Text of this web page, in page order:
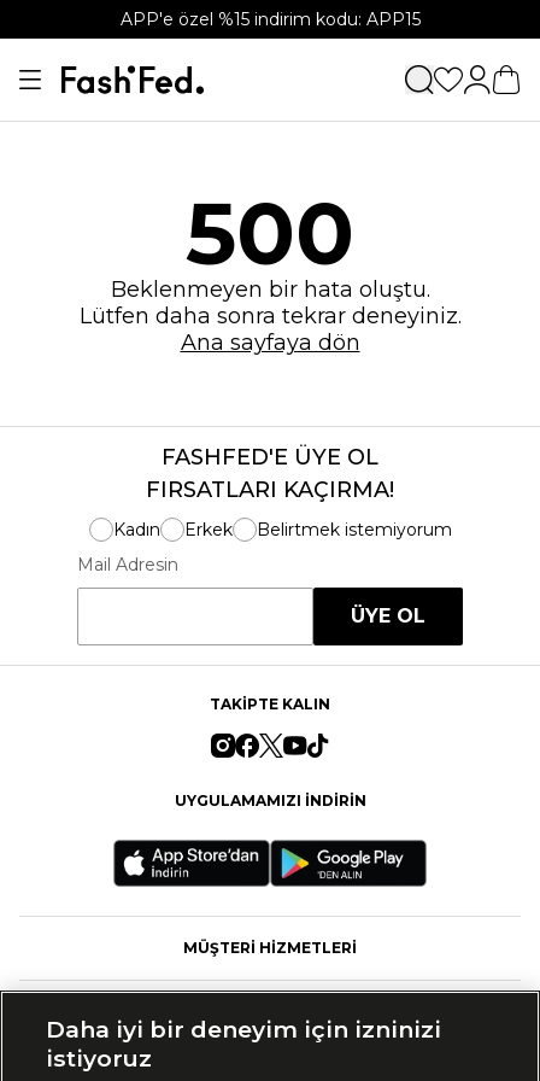
APP'e özel %15 indirim kodu: APP15
500
Beklenmeyen bir hata oluştu.
Lütfen daha sonra tekrar deneyiniz.
Ana sayfaya dön
FASHFED'E ÜYE OL
FIRSATLARI KAÇIRMA!
Kadın Erkek
Belirtmek istemiyorum
Mail Adresin
ÜYE OL
TAKİPTE KALIN
UYGULAMAMIZI İNDİRİN
MÜŞTERİ HİZMETLERİ
Daha iyi bir deneyim için izninizi
istiyoruz